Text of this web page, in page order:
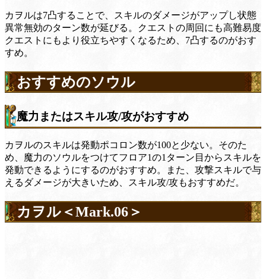
カヲルは7凸することで、スキルのダメージがアップし状態
異常無効のターン数が延びる。クエストの周回にも高難易度
クエストにもより役立ちやすくなるため、7凸するのがおす
すめ。
おすすめのソウル
魔力またはスキル攻/攻がおすすめ
カヲルのスキルは発動ポコロン数が100と少ない。そのた
め、魔力のソウルをつけてフロア1の1ターン目からスキルを
発動できるようにするのがおすすめ。また、攻撃スキルで与
えるダメージが大きいため、スキル攻/攻もおすすめだ。
カヲル＜Mark.06＞